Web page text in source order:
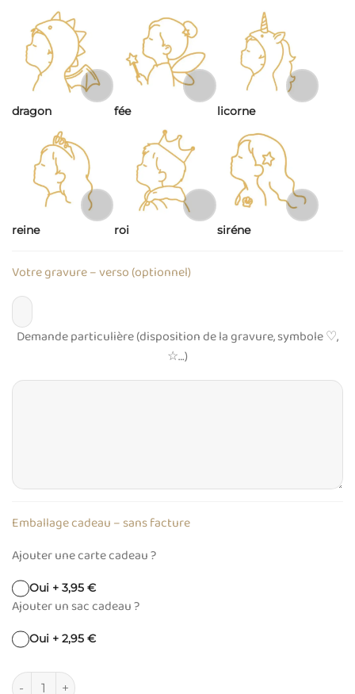
dragon fée licorne
reine roi siréne
Votre gravure – verso (optionnel)
Demande particulière (disposition de la gravure, symbole ♡,
☆…)
Emballage cadeau – sans facture
Ajouter une carte cadeau ?
Oui + 3,95 €
Ajouter un sac cadeau ?
Oui + 2,95 €
quantité de Gourmette personnalisée or ovale LES PETITS